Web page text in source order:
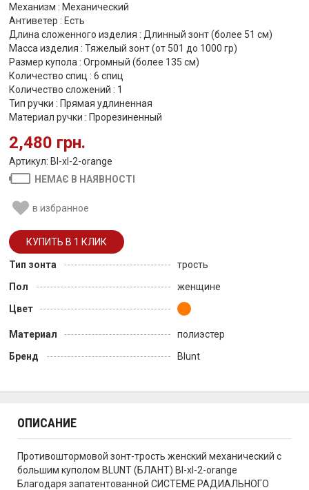
Механизм : Механический
Антиветер : Есть
Длина сложенного изделия : Длинный зонт (более 51 см)
Масса изделия : Тяжелый зонт (от 501 до 1000 гр)
Размер купола : Огромный (более 135 см)
Количество спиц : 6 спиц
Количество сложений : 1
Тип ручки : Прямая удлиненная
Материал ручки : Прорезиненный
2,480 грн.
Артикул: Bl-xl-2-orange
НЕМАЄ В НАЯВНОСТІ
в избранное
Тип зонта
трость
Пол
женщине
Цвет
Материал
полиэстер
Бренд
Blunt
ОПИСАНИЕ
Противоштормовой зонт-трость женский механический с
большим куполом BLUNT (БЛАНТ) Bl-xl-2-orange
Благодаря запатентованной СИСТЕМЕ РАДИАЛЬНОГО